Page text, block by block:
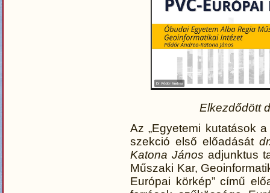
Elkezdődött
Az „Egyetemi kutatások
szekció első előadását
Katona János adjunktus
Műszaki Kar,
Európai körkép” című